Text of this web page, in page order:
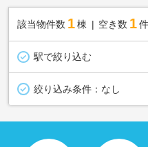
該当物件数 1棟 空き数 1 件
駅で絞り込む
絞り込み条件： なし